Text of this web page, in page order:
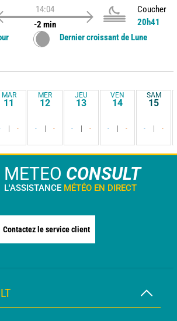
14:04
-2 min
Coucher
20h41
Dernier croissant de Lune
MAR
11
-
MER
12
- -
JEU
13
- -
VEN
14
- -
SAM
15
- -
METEO CONSULT
L'ASSISTANCE MÉTÉO EN DIRECT
Contactez le service client